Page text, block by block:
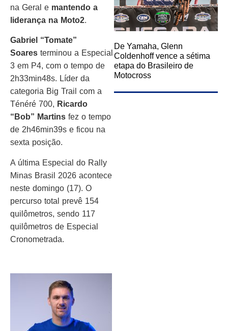
na Geral e mantendo a
liderança na Moto2.
Gabriel “Tomate”
Soares terminou a Especial
3 em P4, com o tempo de
2h33min48s. Líder da
categoria Big Trail com a
Ténéré 700, Ricardo
“Bob” Martins fez o tempo
de 2h46min39s e ficou na
sexta posição.
A última Especial do Rally
Minas Brasil 2026 acontece
neste domingo (17). O
percurso total prevê 154
quilômetros, sendo 117
quilômetros de Especial
Cronometrada.
De Yamaha, Glenn
Coldenhoff vence a sétima
etapa do Brasileiro de
Motocross